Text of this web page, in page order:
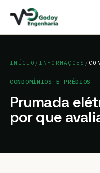
INÍCIO / INFORMAÇÕES /
CONDOMÍNIOS E PRÉDIOS
Prumada
por que